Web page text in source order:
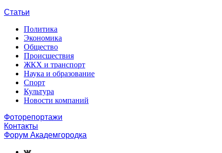
Статьи
Политика
Экономика
Общество
Происшествия
ЖКХ и транспорт
Наука и образование
Спорт
Культура
Новости компаний
Фоторепортажи
Контакты
Форум Академгородка